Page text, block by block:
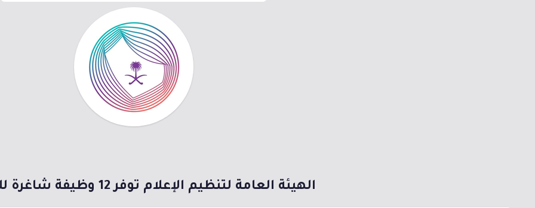
الهيئة العامة لتنظيم الإعلام توفر 12 وظيفة شاغرة للجنسين